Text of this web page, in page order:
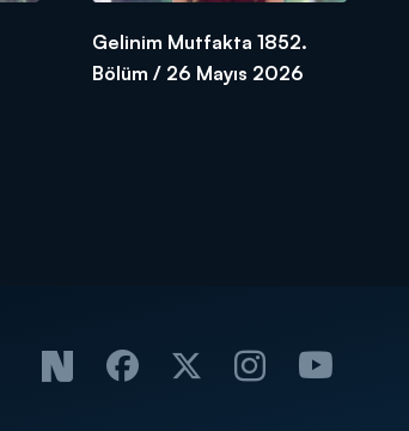
Gelinim Mutfakta 1852.
Bölüm / 26 Mayıs 2026